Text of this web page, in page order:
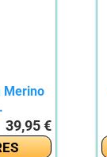
Merino
39,95 €